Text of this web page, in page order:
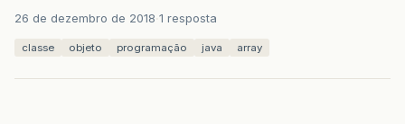
26 de dezembro de 2018 1 resposta
classe objeto programação java array